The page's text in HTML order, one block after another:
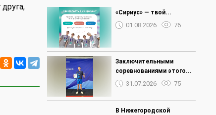
«Сириус» — твой...
01.08.2026 76
Заключительными
соревнованиями этого...
31.07.2026 75
В Нижегородской